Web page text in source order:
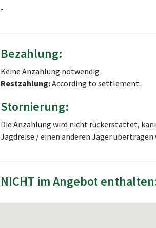
-
Bezahlung:
Keine Anzahlung notwendig
Restzahlung:According to settlement.
Stornierung:
Die Anzahlung wird nicht rückerstattet,
Jagdreise / einen anderen Jäger übertragen
NICHT im Angebot